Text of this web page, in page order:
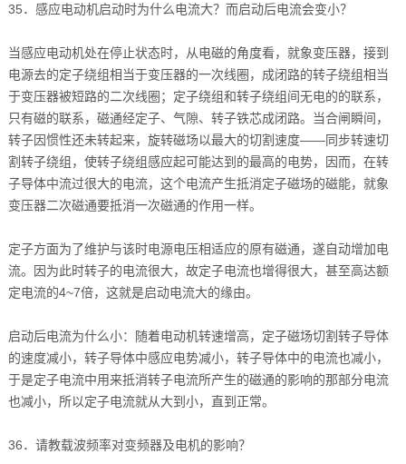
35．感应电动机启动时为什么电流大？而启动后电流会变小？
当感应电动机处在停止状态时，从电磁的角度看，就象变压器，接到
电源去的定子绕组相当于变压器的一次线圈，成闭路的转子绕组相当
于变压器被短路的二次线圈；定子绕组和转子绕组间无电的的联系，
只有磁的联系，磁通经定子、气隙、转子铁芯成闭路。当合闸瞬间，
转子因惯性还未转起来，旋转磁场以最大的切割速度——同步转速切
割转子绕组，使转子绕组感应起可能达到的最高的电势，因而，在转
子导体中流过很大的电流，这个电流产生抵消定子磁场的磁能，就象
变压器二次磁通要抵消一次磁通的作用一样。
定子方面为了维护与该时电源电压相适应的原有磁通，遂自动增加电
流。因为此时转子的电流很大，故定子电流也增得很大，甚至高达额
定电流的4~7倍，这就是启动电流大的缘由。
启动后电流为什么小：随着电动机转速增高，定子磁场切割转子导体
的速度减小，转子导体中感应电势减小，转子导体中的电流也减小，
于是定子电流中用来抵消转子电流所产生的磁通的影响的那部分电流
也减小，所以定子电流就从大到小，直到正常。
36．请教载波频率对变频器及电机的影响？